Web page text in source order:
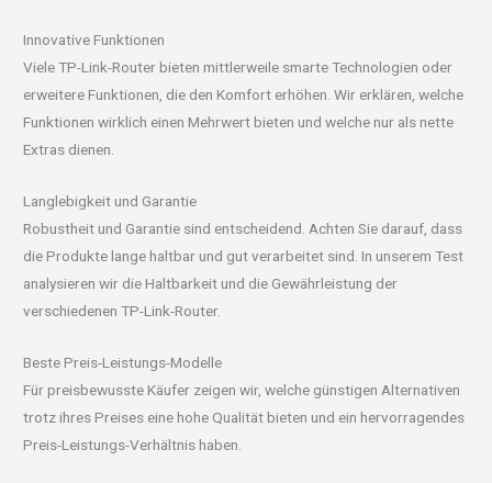
Innovative Funktionen
Viele TP-Link-Router bieten mittlerweile smarte Technologien oder
erweitere Funktionen, die den Komfort erhöhen. Wir erklären, welche
Funktionen wirklich einen Mehrwert bieten und welche nur als nette
Extras dienen.
Langlebigkeit und Garantie
Robustheit und Garantie sind entscheidend. Achten Sie darauf, dass
die Produkte lange haltbar und gut verarbeitet sind. In unserem Test
analysieren wir die Haltbarkeit und die Gewährleistung der
verschiedenen TP-Link-Router.
Beste Preis-Leistungs-Modelle
Für preisbewusste Käufer zeigen wir, welche günstigen Alternativen
trotz ihres Preises eine hohe Qualität bieten und ein hervorragendes
Preis-Leistungs-Verhältnis haben.